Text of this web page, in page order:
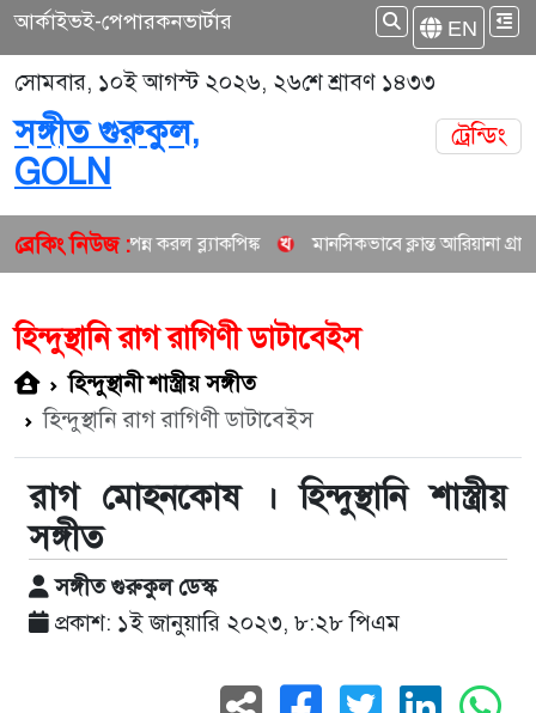
আর্কাইভই-পেপারকনভার্টার EN
সোমবার, ১০ই আগস্ট ২০২৬, ২৬শে শ্রাবণ ১৪৩৩
সঙ্গীত গুরুকুল,
GOLN
ট্রেন্ডিং
ব্রেকিং নিউজ :
করল ব্ল্যাকপিঙ্ক মানসিকভাবে ক্লান্ত আরিয়ানা গ্রান্ডে নিচ্ছেন দীর্ঘ
হিন্দুস্থানি রাগ রাগিণী ডাটাবেইস
হিন্দুস্থানী শাস্ত্রীয় সঙ্গীত
হিন্দুস্থানি রাগ রাগিণী ডাটাবেইস
রাগ মোহনকোষ । হিন্দুস্থানি শাস্ত্রীয়
সঙ্গীত
সঙ্গীত গুরুকুল ডেস্ক
প্রকাশ: ১ই জানুয়ারি ২০২৩, ৮:২৮ পিএম